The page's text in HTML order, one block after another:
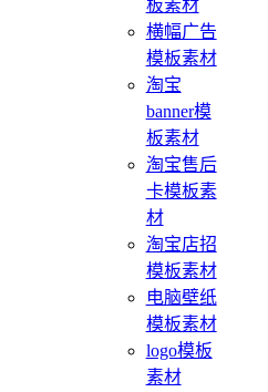
板素材
横幅广告
模板素材
淘宝
banner模
板素材
淘宝售后
卡模板素
材
淘宝店招
模板素材
电脑壁纸
模板素材
logo模板
素材